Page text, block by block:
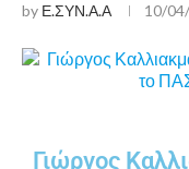
by Ε.ΣΥΝ.Α.Α 10/
Γιώργος